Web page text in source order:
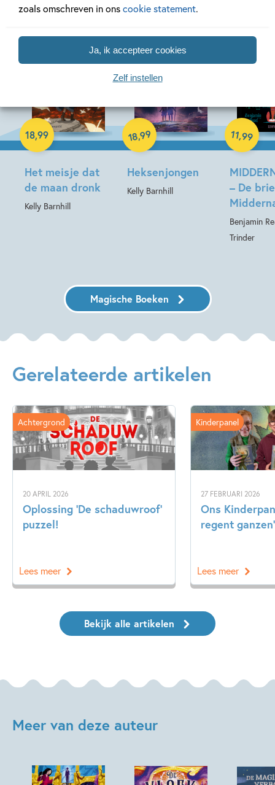
zoals omschreven in onscookie statement.
Ja, ik accepteer cookies
Zelf instellen
Het meisje dat
de maan dronk
Kelly Barnhill
18,99
Hardcover
Heksenjongen
Kelly Barnhill
18,99
Hardcover
– De
Benjamin
Trinder
11,99
E-book
Magische Boeken
Gerelateerde artikelen
20 APRIL 2026
Oplossing ‘De schaduwroof’
puzzel!
Achtergrond
Lees meer
27 FEBRUARI 2026
Ons
regent ganzen’
Kinderpanel
Lees meer
Bekijk alle artikelen
Meer van deze auteur